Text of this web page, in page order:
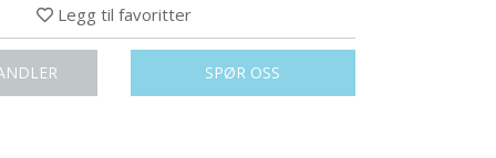
Legg til favoritter
SPØR OSS